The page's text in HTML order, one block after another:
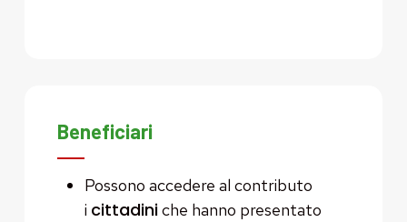
Beneficiari
Possono accedere al contributo
i cittadiniche hanno presentato